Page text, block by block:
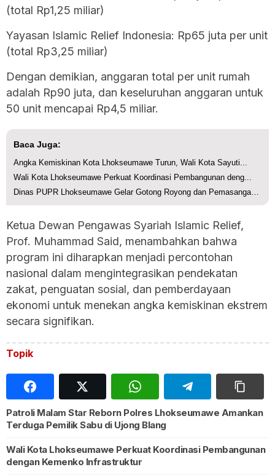
(total Rp1,25 miliar)
Yayasan Islamic Relief Indonesia: Rp65 juta per unit
(total Rp3,25 miliar)
Dengan demikian, anggaran total per unit rumah
adalah Rp90 juta, dan keseluruhan anggaran untuk
50 unit mencapai Rp4,5 miliar.
Baca Juga:
Angka Kemiskinan Kota Lhokseumawe Turun, Wali Kota Sayuti...
Wali Kota Lhokseumawe Perkuat Koordinasi Pembangunan deng...
Ketua Dewan Pengawas Syariah Islamic Relief,
Prof. Muhammad Said, menambahkan bahwa
program ini diharapkan menjadi percontohan
nasional dalam mengintegrasikan pendekatan
zakat, penguatan sosial, dan pemberdayaan
ekonomi untuk menekan angka kemiskinan ekstrem
secara signifikan.
Topik
Patroli Malam Star Reborn Polres Lhokseumawe Amankan
Terduga Pemilik Sabu di Ujong Blang
Wali Kota Lhokseumawe Perkuat Koordinasi Pembangunan
dengan Kemenko Infrastruktur